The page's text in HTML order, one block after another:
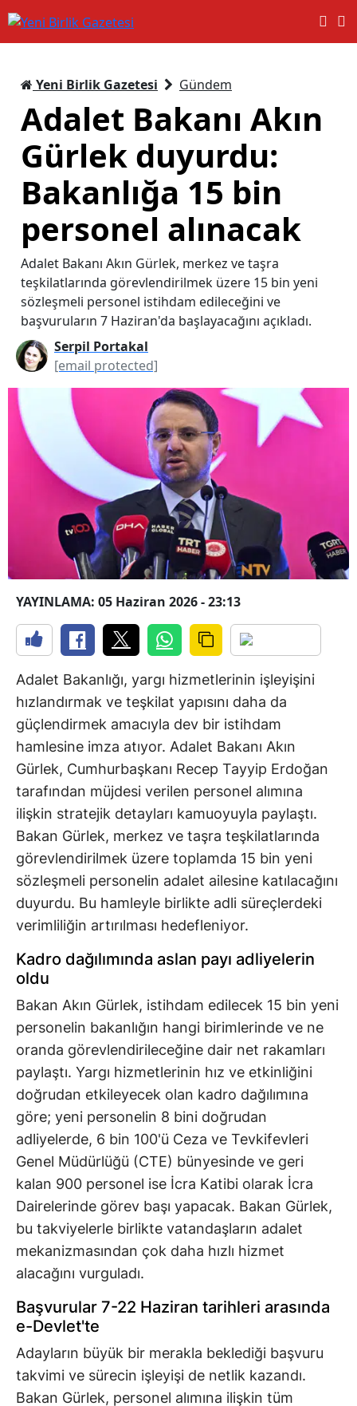
Yeni Birlik Gazetesi Gündem
Adalet Bakanı Akın
Gürlek duyurdu:
Bakanlığa 15 bin
personel alınacak
Adalet Bakanı Akın Gürlek, merkez ve taşra
teşkilatlarında görevlendirilmek üzere 15 bin yeni
sözleşmeli personel istihdam edileceğini ve
başvuruların 7 Haziran'da başlayacağını açıkladı.
Serpil Portakal
[email protected]
YAYINLAMA: 05 Haziran 2026 - 23:13
Adalet Bakanlığı, yargı hizmetlerinin işleyişini
hızlandırmak ve teşkilat yapısını daha da
güçlendirmek amacıyla dev bir istihdam
hamlesine imza atıyor. Adalet Bakanı Akın
Gürlek, Cumhurbaşkanı Recep Tayyip Erdoğan
tarafından müjdesi verilen personel alımına
ilişkin stratejik detayları kamuoyuyla paylaştı.
Bakan Gürlek, merkez ve taşra teşkilatlarında
görevlendirilmek üzere toplamda 15 bin yeni
sözleşmeli personelin adalet ailesine katılacağını
duyurdu. Bu hamleyle birlikte adli süreçlerdeki
verimliliğin artırılması hedefleniyor.
Kadro dağılımında aslan payı adliyelerin
oldu
Bakan Akın Gürlek, istihdam edilecek 15 bin yeni
personelin bakanlığın hangi birimlerinde ve ne
oranda görevlendirileceğine dair net rakamları
paylaştı. Yargı hizmetlerinin hız ve etkinliğini
doğrudan etkileyecek olan kadro dağılımına
göre; yeni personelin 8 bini doğrudan
adliyelerde, 6 bin 100'ü Ceza ve Tevkifevleri
Genel Müdürlüğü (CTE) bünyesinde ve geri
kalan 900 personel ise İcra Katibi olarak İcra
Dairelerinde görev başı yapacak. Bakan Gürlek,
bu takviyelerle birlikte vatandaşların adalet
mekanizmasından çok daha hızlı hizmet
alacağını vurguladı.
Başvurular 7-22 Haziran tarihleri arasında
e-Devlet'te
Adayların büyük bir merakla beklediği başvuru
takvimi ve sürecin işleyişi de netlik kazandı.
Bakan Gürlek, personel alımına ilişkin tüm